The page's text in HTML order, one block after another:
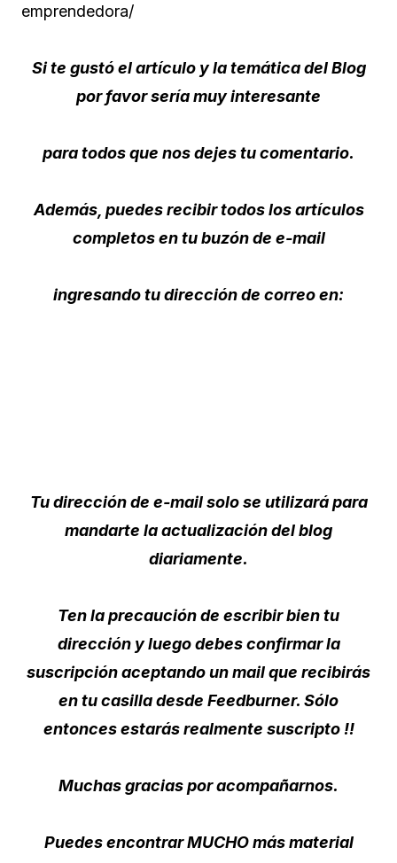
emprendedora/
Si te gustó el artículo y la temática del Blog
por favor sería muy interesante
para todos que nos dejes tu comentario.
Además, puedes recibir todos los artículos
completos en tu buzón de e-mail
ingresando tu dirección de correo en:
Tu dirección de e-mail solo se utilizará para
mandarte la actualización del blog
diariamente.
Ten la precaución de escribir bien tu
dirección y luego debes confirmar la
suscripción aceptando un mail que recibirás
en tu casilla desde Feedburner. Sólo
entonces estarás realmente suscripto !!
Muchas gracias por acompañarnos.
Puedes encontrar MUCHO más material